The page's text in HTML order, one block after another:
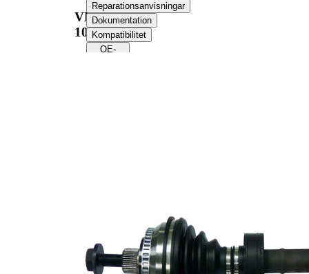
VKJC
1040
Reparationsanvisningar
Dokumentation
Kompatibilitet
OE-
60 mm
Antal kuggar
ABS-ring
48
ABS-ring-
83,1 mm